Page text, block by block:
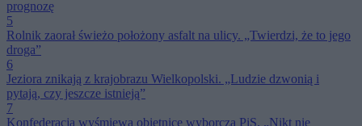
prognozę
5
Rolnik zaorał świeżo położony asfalt na ulicy. „Twierdzi, że to jego
droga”
6
Jeziora znikają z krajobrazu Wielkopolski. „Ludzie dzwonią i
pytają, czy jeszcze istnieją”
7
Konfederacja wyśmiewa obietnicę wyborczą PiS. „Nikt nie